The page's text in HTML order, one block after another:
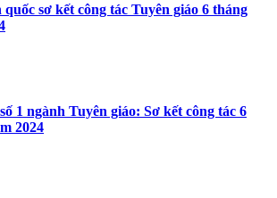
sơ kết công tác Tuyên giáo 6 tháng
1 ngành Tuyên giáo: Sơ kết công tác 6
2024